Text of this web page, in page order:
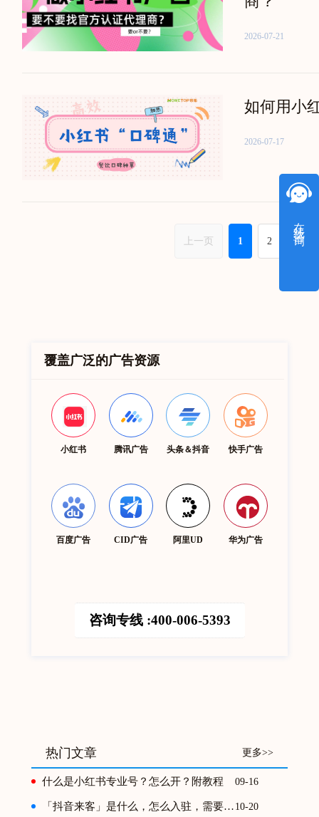
2026-07-21
如何用小
2026-07-17
上一页 1 2 3
覆盖广泛的广告资源
小红书 腾讯广告 头条＆抖音 快手广告
百度广告 CID广告 阿里UD 华为广告
咨询专线 :400-006-5393
热门文章 更多>>
什么是小红书专业号？怎么开？附教程 09-16
「抖音来客」是什么，怎么入驻，需要什么资质？ 10-20
在线咨询